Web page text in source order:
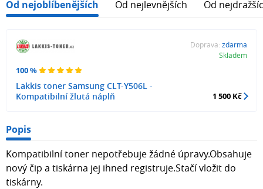
Od nejoblíbenějších Od nejlevnějších Od
100 %
Lakkis toner Samsung CLT-Y506L -
Kompatibilní žlutá náplň
Doprava: zdarma
Skladem
1 500 Kč
Popis
Kompatibilní toner nepotřebuje žádné úpravy.Obsahuje
nový čip a tiskárna jej ihned registruje.Stačí vložit do
tiskárny.